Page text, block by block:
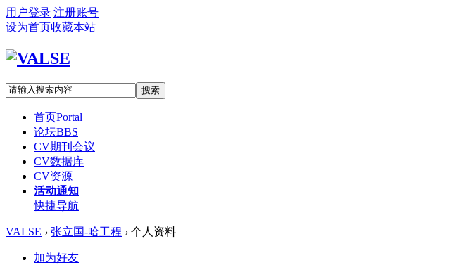
用户登录 注册账号
设为首页收藏本站
搜索
首页Portal
论坛BBS
CV期刊会议
CV数据库
CV资源
活动通知
快捷导航
VALSE › 张立国-哈工程 › 个人资料
加为好友